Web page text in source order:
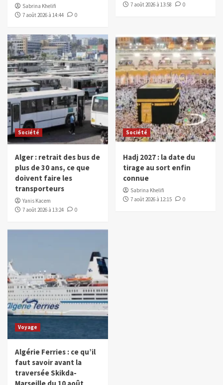
Sabrina Khelifi
7 août 2026 à 14:44
0
7 août 2026 à 13:58
0
Société
Alger : retrait des bus de
plus de 30 ans, ce que
doivent faire les
transporteurs
Yanis Kacem
7 août 2026 à 13:24
0
Société
Hadj 2027 : la date du
tirage au sort enfin
connue
Sabrina Khelifi
7 août 2026 à 12:15
0
Voyage
Algérie Ferries : ce qu’il
faut savoir avant la
traversée Skikda-